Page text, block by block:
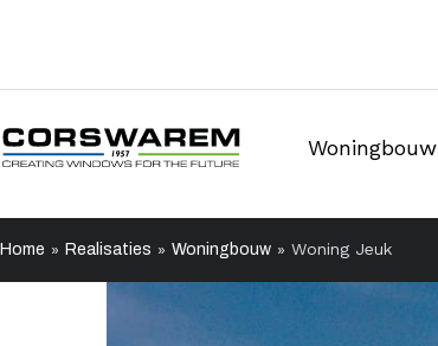
Woningbouw
Home » Realisaties » Woningbouw » Woning Jeuk